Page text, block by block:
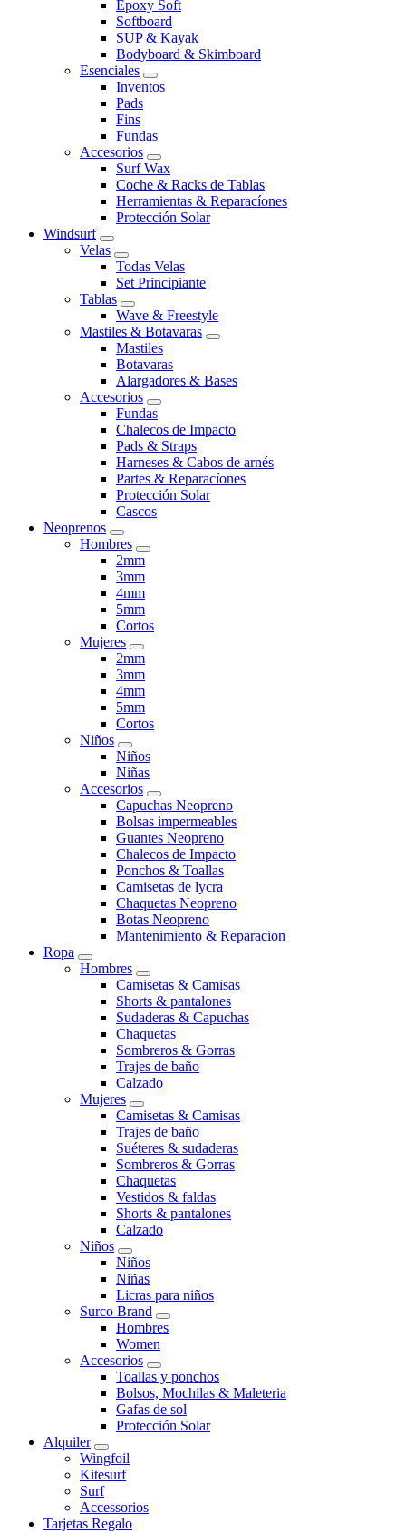
Epoxy Soft
Softboard
SUP & Kayak
Bodyboard & Skimboard
Esenciales
Inventos
Pads
Fins
Fundas
Accesorios
Surf Wax
Coche & Racks de Tablas
Herramientas & Reparacíones
Protección Solar
Windsurf
Velas
Todas Velas
Set Principiante
Tablas
Wave & Freestyle
Mastiles & Botavaras
Mastiles
Botavaras
Alargadores & Bases
Accesorios
Fundas
Chalecos de Impacto
Pads & Straps
Harneses & Cabos de arnés
Partes & Reparacíones
Protección Solar
Cascos
Neoprenos
Hombres
2mm
3mm
4mm
5mm
Cortos
Mujeres
2mm
3mm
4mm
5mm
Cortos
Niños
Niños
Niñas
Accesorios
Capuchas Neopreno
Bolsas impermeables
Guantes Neopreno
Chalecos de Impacto
Ponchos & Toallas
Camisetas de lycra
Chaquetas Neopreno
Botas Neopreno
Mantenimiento & Reparacion
Ropa
Hombres
Camisetas & Camisas
Shorts & pantalones
Sudaderas & Capuchas
Chaquetas
Sombreros & Gorras
Trajes de baño
Calzado
Mujeres
Camisetas & Camisas
Trajes de baño
Suéteres & sudaderas
Sombreros & Gorras
Chaquetas
Vestidos & faldas
Shorts & pantalones
Calzado
Niños
Niños
Niñas
Licras para niños
Surco Brand
Hombres
Women
Accesorios
Toallas y ponchos
Bolsos, Mochilas & Maleteria
Gafas de sol
Protección Solar
Alquiler
Wingfoil
Kitesurf
Surf
Accessorios
Tarjetas Regalo